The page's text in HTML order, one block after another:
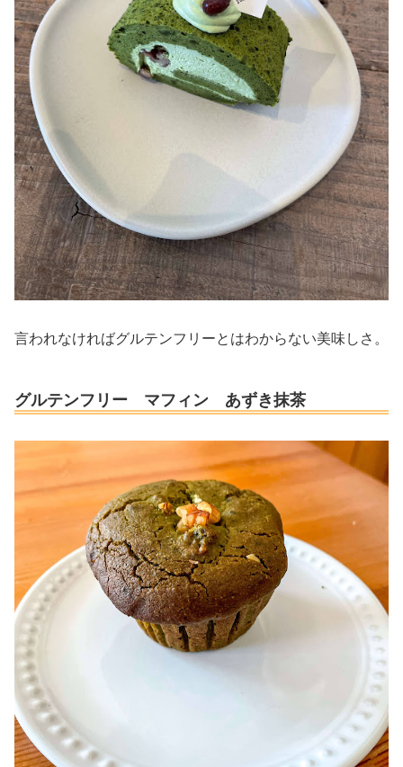
言われなければグルテンフリーとはわからない美味しさ。
グルテンフリー マフィン あずき抹茶